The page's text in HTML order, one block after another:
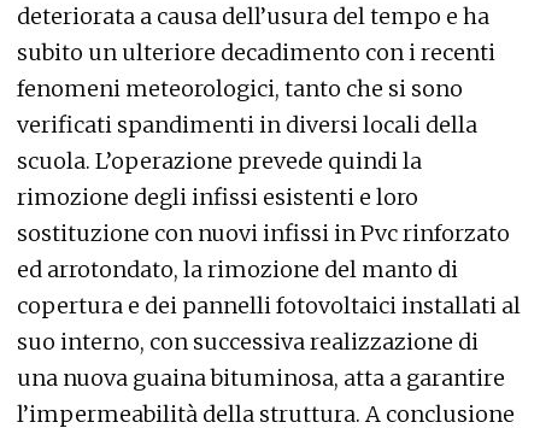
deteriorata a causa dell’usura del tempo e ha
subito un ulteriore decadimento con i recenti
fenomeni meteorologici, tanto che si sono
verificati spandimenti in diversi locali della
scuola. L’operazione prevede quindi la
rimozione degli infissi esistenti e loro
sostituzione con nuovi infissi in Pvc rinforzato
ed arrotondato, la rimozione del manto di
copertura e dei pannelli fotovoltaici installati al
suo interno, con successiva realizzazione di
una nuova guaina bituminosa, atta a garantire
l’impermeabilità della struttura. A conclusione